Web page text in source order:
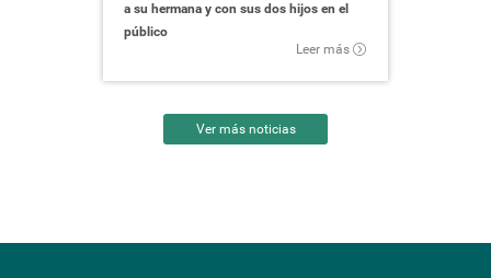
a su hermana y con sus dos hijos en el
público
Leer más
Ver más noticias